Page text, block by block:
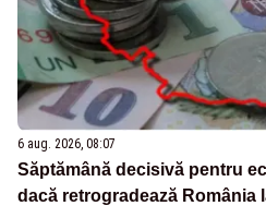
6 aug. 2026, 08:07
Săptămână decisivă pentru
dacă retrogradează România